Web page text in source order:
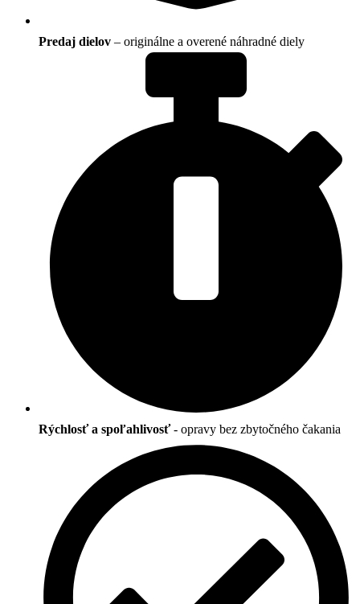
Predaj dielov – originálne a overené náhradné diely
Rýchlosť a spoľahlivosť- opravy bez zbytočného čakania